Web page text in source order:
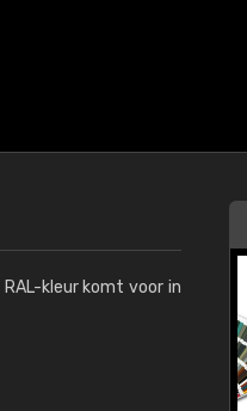
RAL-kleur komt voor in